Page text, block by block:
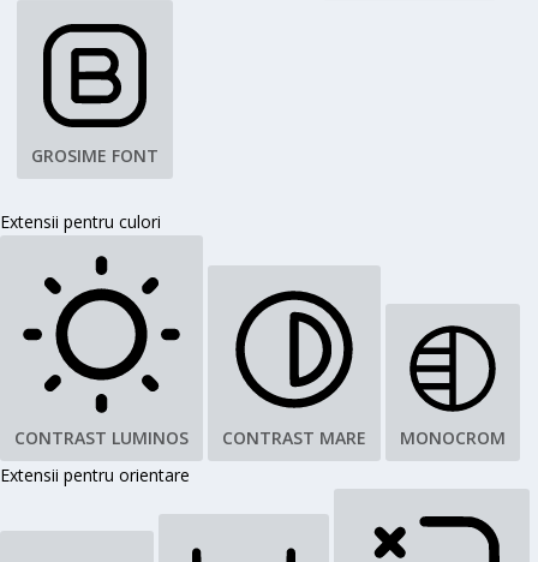
GROSIME FONT
Extensii pentru culori
CONTRAST LUMINOS CONTRAST MARE
MONOCROM
Extensii pentru orientare